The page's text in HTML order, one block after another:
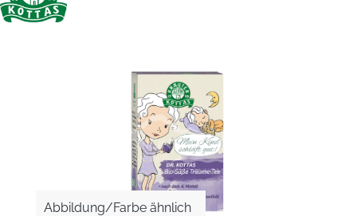
Abbildung/Farbe ähnlich